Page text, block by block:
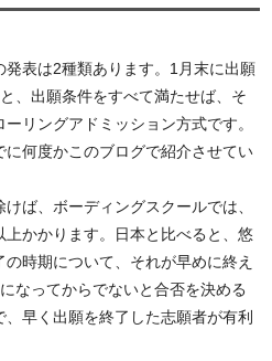
表は2種類あります。1月末に出願
、出願条件をすべて満たせば、そ
リングアドミッション方式です。
何度かこのブログで紹介させてい
ば、ボーディングスクールでは、
かかります。日本と比べると、悠
時期について、それが早めに終え
なってからでないと合否を決める
早く出願を終了した志願者が有利